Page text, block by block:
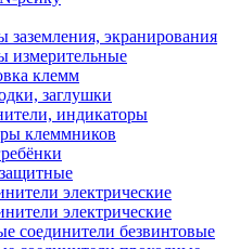
заземления, экранирования
измерительные
клемм
заглушки
индикаторы
клеммников
электрические
электрические
соединители безвинтовые